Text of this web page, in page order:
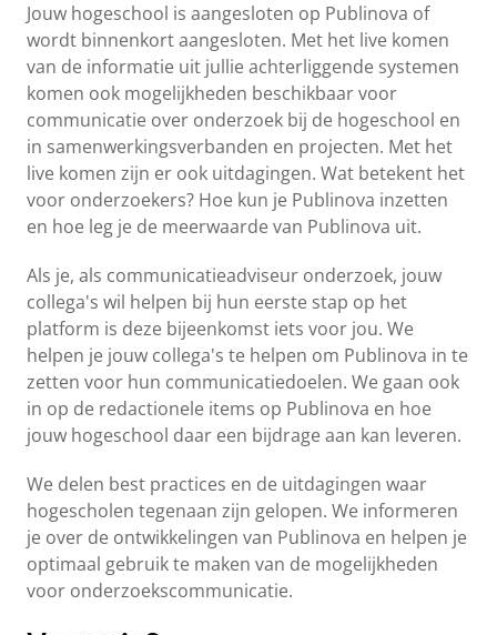
Jouw hogeschool is aangesloten op Publinova of
wordt binnenkort aangesloten. Met het live komen
van de informatie uit jullie achterliggende systemen
komen ook mogelijkheden beschikbaar voor
communicatie over onderzoek bij de hogeschool en
in samenwerkingsverbanden en projecten. Met het
live komen zijn er ook uitdagingen. Wat betekent het
voor onderzoekers? Hoe kun je Publinova inzetten
en hoe leg je de meerwaarde van Publinova uit.
Als je, als communicatieadviseur onderzoek, jouw
collega's wil helpen bij hun eerste stap op het
platform is deze bijeenkomst iets voor jou. We
helpen je jouw collega's te helpen om Publinova in te
zetten voor hun communicatiedoelen. We gaan ook
in op de redactionele items op Publinova en hoe
jouw hogeschool daar een bijdrage aan kan leveren.
We delen best practices en de uitdagingen waar
hogescholen tegenaan zijn gelopen. We informeren
je over de ontwikkelingen van Publinova en helpen je
optimaal gebruik te maken van de mogelijkheden
voor onderzoekscommunicatie.